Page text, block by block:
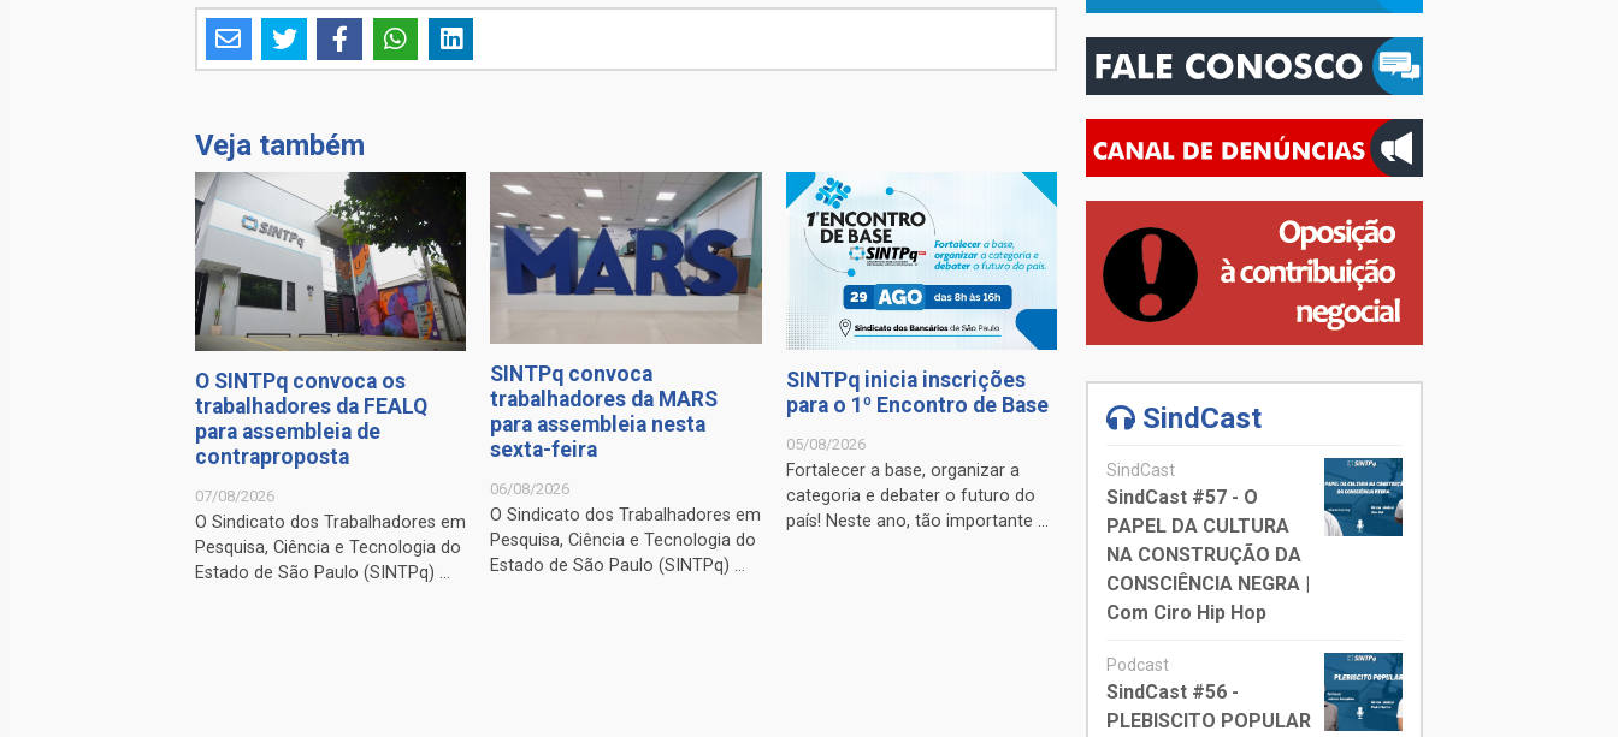
Veja também
O SINTPq convoca os
trabalhadores da FEALQ
para assembleia de
contraproposta
07/08/2026
O Sindicato dos Trabalhadores em
Pesquisa, Ciência e Tecnologia do
Estado de São Paulo (SINTPq) ...
SINTPq convoca
trabalhadores da MARS
para assembleia nesta
sexta-feira
06/08/2026
O Sindicato dos Trabalhadores em
Pesquisa, Ciência e Tecnologia do
Estado de São Paulo (SINTPq) ...
SINTPq inicia inscrições
para o 1º Encontro de Base
05/08/2026
Fortalecer a base, organizar a
categoria e debater o futuro do
país! Neste ano, tão importante ...
SindCast
SindCast
SindCast #57 - O
PAPEL DA CULTURA
NA CONSTRUÇÃO DA
CONSCIÊNCIA NEGRA |
Com Ciro Hip Hop
Podcast
SindCast #56 -
PLEBISCITO POPULAR